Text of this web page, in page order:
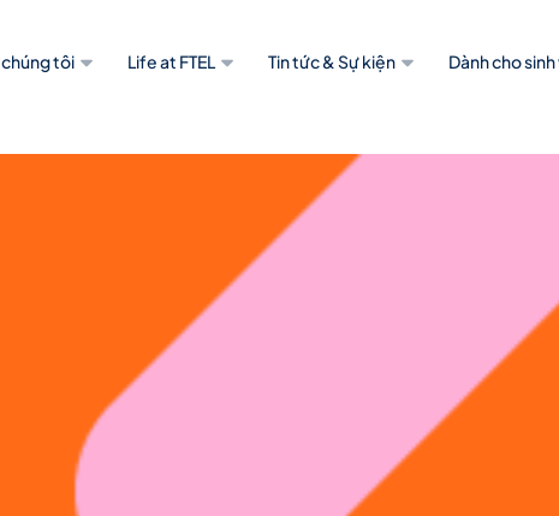
tôi Life at FTEL Tin tức & Sự kiện Dành cho